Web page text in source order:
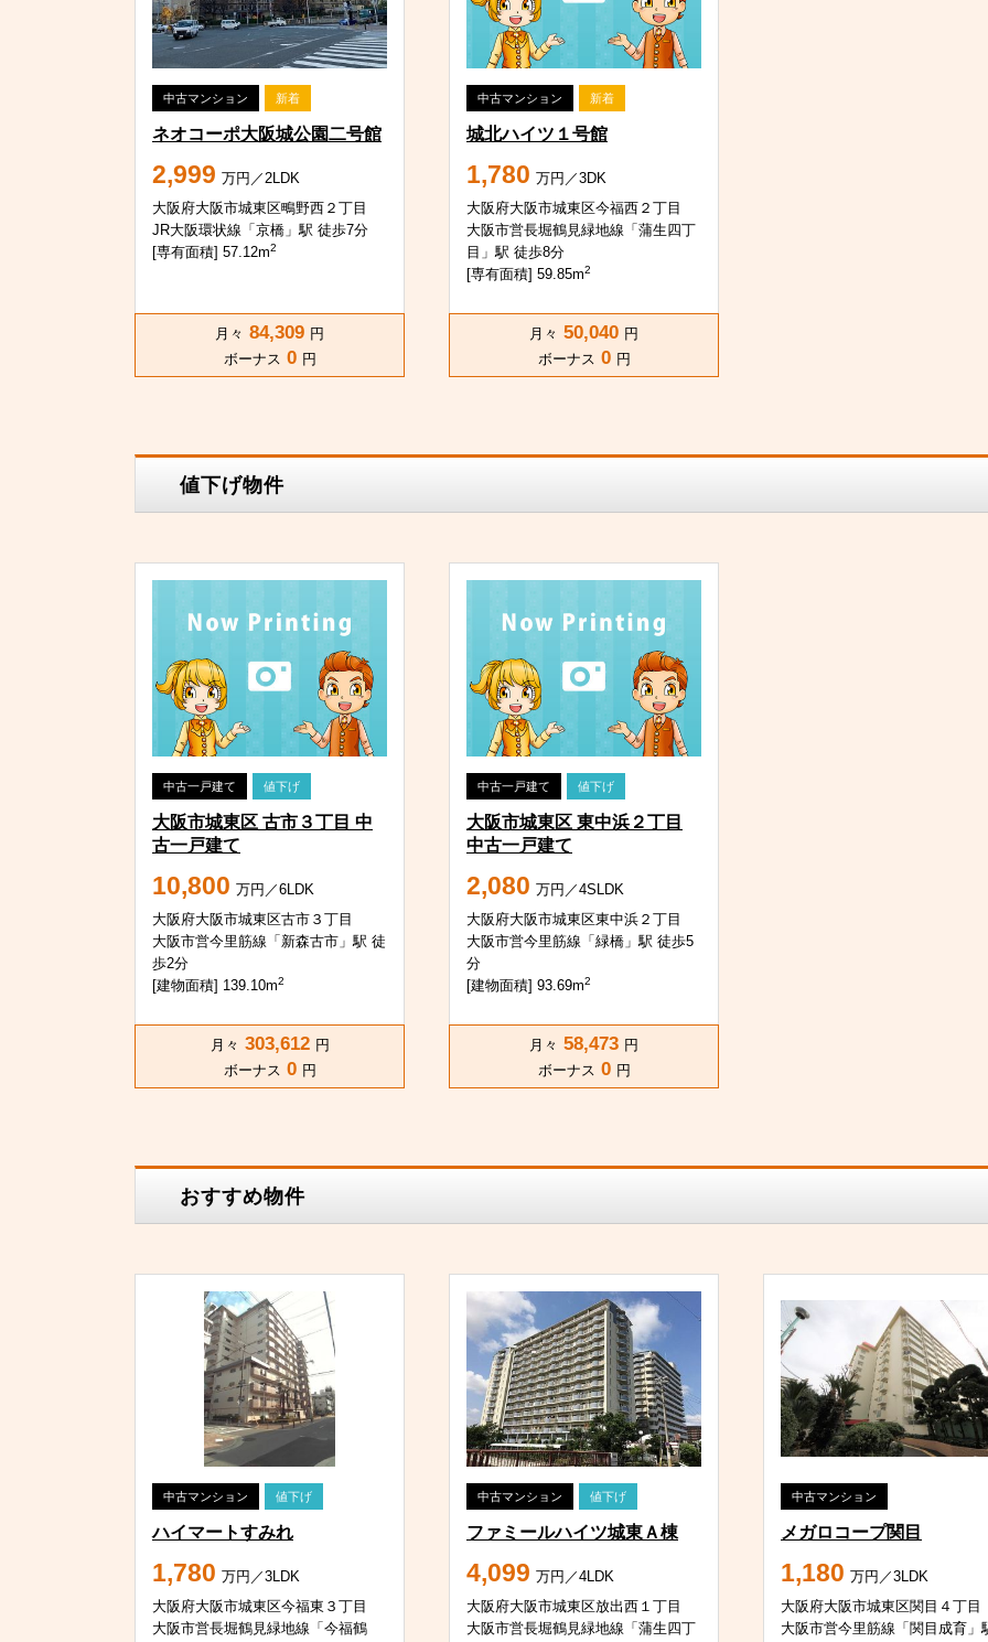
中古マンション 新着
ネオコーポ大阪城公園二号館
2,999 万円／2LDK
大阪府大阪市城東区鴫野西２丁目
JR大阪環状線「京橋」駅 徒歩7分
[専有面積] 57.12m2
月々 84,309 円
ボーナス 0 円
中古マンション 新着
城北ハイツ１号館
1,780 万円／3DK
大阪府大阪市城東区今福西２丁目
大阪市営長堀鶴見緑地線「蒲生四丁
目」駅 徒歩8分
[専有面積] 59.85m2
月々 50,040 円
ボーナス 0 円
値下げ物件
中古一戸建て 値下げ
大阪市城東区 古市３丁目 中
古一戸建て
10,800 万円／6LDK
大阪府大阪市城東区古市３丁目
大阪市営今里筋線「新森古市」駅 徒
歩2分
[建物面積] 139.10m2
月々 303,612 円
ボーナス 0 円
中古一戸建て 値下げ
大阪市城東区 東中浜２丁目
中古一戸建て
2,080 万円／4SLDK
大阪府大阪市城東区東中浜２丁目
大阪市営今里筋線「緑橋」駅 徒歩5
分
[建物面積] 93.69m2
月々 58,473 円
ボーナス 0 円
おすすめ物件
中古マンション 値下げ
ハイマートすみれ
1,780 万円／3LDK
大阪府大阪市城東区今福東３丁目
大阪市営長堀鶴見緑地線「今福鶴
中古マンション 値下げ
ファミールハイツ城東Ａ棟
4,099 万円／4LDK
大阪府大阪市城東区放出西１丁目
大阪市営長堀鶴見緑地線「蒲生四丁
中古マンション
メガロコープ関目
1,180 万円／3LDK
大阪府大阪市城東区関目４丁目
大阪市営今里筋線「関目成育」